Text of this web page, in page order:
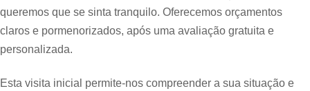
queremos que se sinta tranquilo. Oferecemos orçamentos
claros e pormenorizados, após uma avaliação gratuita e
personalizada.
Esta visita inicial permite-nos compreender a sua situação e